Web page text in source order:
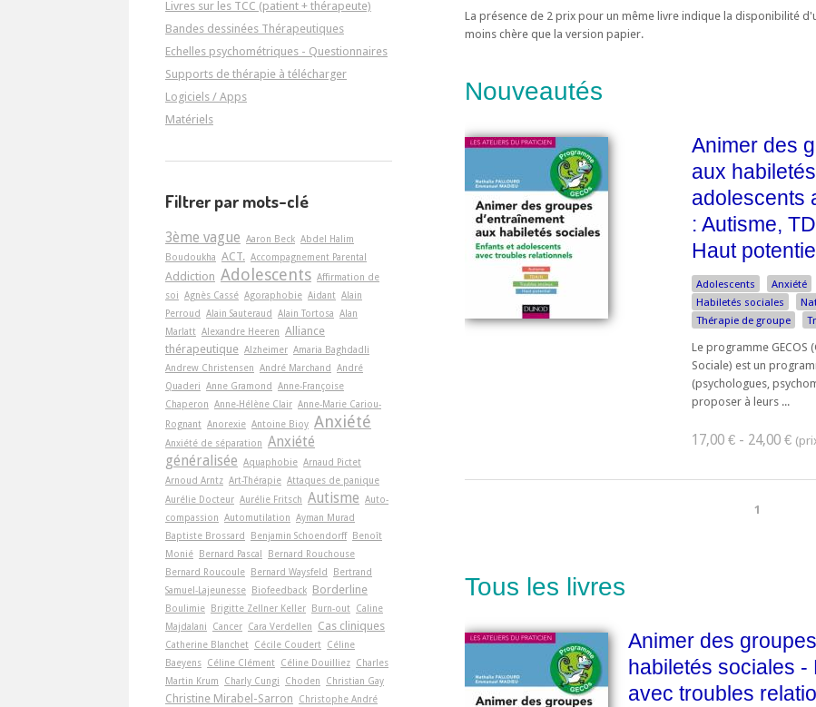
La présence de 2 prix pour un même livre indique la disponibilité
moins chère que la version papier.
Nouveautés
Animer des
aux
adolescents
: Autisme,
Haut potentiel
Adolescents Anxiété
Habiletés sociales
Thérapie de groupe
Le programme GECOS
Sociale) est un
(psychologues,
proposer à leurs ...
17,00 € - 24,00 €
1
Tous les livres
Animer des
habiletés sociales
avec troubles
Livres sur les TCC (patient + thérapeute)
Bandes dessinées Thérapeutiques
Echelles psychométriques - Questionnaires
Supports de thérapie à télécharger
Logiciels / Apps
Matériels
Filtrer par mots-clé
3ème vague Aaron Beck Abdel Halim
Boudoukha ACT. Accompagnement Parental
Addiction Adolescents Affirmation de
soi Agnès Cassé Agoraphobie Aidant Alain
Perroud Alain Sauteraud Alain Tortosa Alan
Marlatt Alexandre Heeren Alliance
thérapeutique Alzheimer Amaria Baghdadli
Andrew Christensen André Marchand André
Quaderi Anne Gramond Anne-Françoise
Chaperon Anne-Hélène Clair Anne-Marie Cariou-
Rognant Anorexie Antoine Bioy Anxiété
Anxiété de séparation Anxiété
généralisée Aquaphobie Arnaud Pictet
Arnoud Arntz Art-Thérapie Attaques de panique
Aurélie Docteur Aurélie Fritsch Autisme Auto-
compassion Automutilation Ayman Murad
Baptiste Brossard
Benjamin Schoendorff Benoît
Monié Bernard Pascal
Bernard Rouchouse
Bernard Roucoule Bernard Waysfeld
Bertrand
Samuel-Lajeunesse Biofeedback Borderline
Boulimie Brigitte Zellner Keller Burn-out Caline
Majdalani
Cancer Cara Verdellen Cas cliniques
Catherine Blanchet Cécile Coudert Céline
Baeyens Céline Clément Céline Douilliez Charles
Martin Krum
Charly Cungi Choden Christian Gay
Christine Mirabel-Sarron
Christophe André